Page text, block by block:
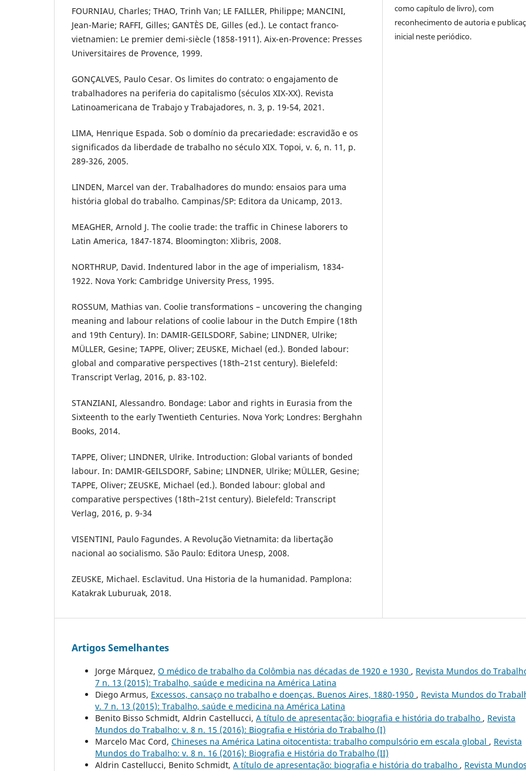
FOURNIAU, Charles; THAO, Trinh Van; LE FAILLER, Philippe; MANCINI,
Jean-Marie; RAFFI, Gilles; GANTÈS DE, Gilles (ed.). Le contact franco-
vietnamien: Le premier demi-siècle (1858-1911). Aix-en-Provence: Presses
Universitaires de Provence, 1999.
GONÇALVES, Paulo Cesar. Os limites do contrato: o engajamento de
trabalhadores na periferia do capitalismo (séculos XIX-XX). Revista
Latinoamericana de Trabajo y Trabajadores, n. 3, p. 19-54, 2021.
LIMA, Henrique Espada. Sob o domínio da precariedade: escravidão e os
significados da liberdade de trabalho no século XIX. Topoi, v. 6, n. 11, p.
289-326, 2005.
LINDEN, Marcel van der. Trabalhadores do mundo: ensaios para uma
história global do trabalho. Campinas/SP: Editora da Unicamp, 2013.
MEAGHER, Arnold J. The coolie trade: the traffic in Chinese laborers to
Latin America, 1847-1874. Bloomington: Xlibris, 2008.
NORTHRUP, David. Indentured labor in the age of imperialism, 1834-
1922. Nova York: Cambridge University Press, 1995.
ROSSUM, Mathias van. Coolie transformations – uncovering the changing
meaning and labour relations of coolie labour in the Dutch Empire (18th
and 19th Century). In: DAMIR-GEILSDORF, Sabine; LINDNER, Ulrike;
MÜLLER, Gesine; TAPPE, Oliver; ZEUSKE, Michael (ed.). Bonded labour:
global and comparative perspectives (18th–21st century). Bielefeld:
Transcript Verlag, 2016, p. 83-102.
STANZIANI, Alessandro. Bondage: Labor and rights in Eurasia from the
Sixteenth to the early Twentieth Centuries. Nova York; Londres: Berghahn
Books, 2014.
TAPPE, Oliver; LINDNER, Ulrike. Introduction: Global variants of bonded
labour. In: DAMIR-GEILSDORF, Sabine; LINDNER, Ulrike; MÜLLER, Gesine;
TAPPE, Oliver; ZEUSKE, Michael (ed.). Bonded labour: global and
comparative perspectives (18th–21st century). Bielefeld: Transcript
Verlag, 2016, p. 9-34
VISENTINI, Paulo Fagundes. A Revolução Vietnamita: da libertação
nacional ao socialismo. São Paulo: Editora Unesp, 2008.
ZEUSKE, Michael. Esclavitud. Una Historia de la humanidad. Pamplona:
Katakrak Luburuak, 2018.
como capítulo de livro), com
reconhecimento de autoria e
inicial neste periódico.
Artigos Semelhantes
Jorge Márquez, O médico de trabalho da Colômbia nas décadas de 1920 e 1930 , Revista Mundos do
7 n. 13 (2015): Trabalho, saúde e medicina na América Latina
Diego Armus, Excessos, cansaço no trabalho e doenças. Buenos Aires, 1880-1950 , Revista Mundos do
v. 7 n. 13 (2015): Trabalho, saúde e medicina na América Latina
Benito Bisso Schmidt, Aldrin Castellucci, A título de apresentação: biografia e história do trabalho , Revista
Mundos do Trabalho: v. 8 n. 15 (2016): Biografia e História do Trabalho (I)
Marcelo Mac Cord, Chineses na América Latina oitocentista: trabalho compulsório em escala global , Revista
Mundos do Trabalho: v. 8 n. 16 (2016): Biografia e História do Trabalho (II)
Aldrin Castellucci, Benito Schmidt, A título de apresentação: biografia e história do trabalho , Revista